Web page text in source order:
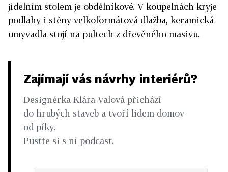
jídelním stolem je obdélníkové. V koupelnách kryje
podlahy i stěny velkoformátová dlažba, keramická
umyvadla stojí na pultech z dřevěného masivu.
Zajímají vás návrhy interiérů?
Designérka Klára Valová přichází
do hrubých staveb a tvoří lidem domov
od píky.
Pusťte si s ní podcast.